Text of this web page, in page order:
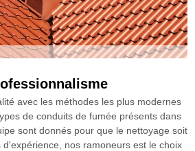
avec les méthodes les plus modernes
de conduits de fumée présents dans
sont donnés pour que le nettoyage soit
nos ramoneurs est le choix